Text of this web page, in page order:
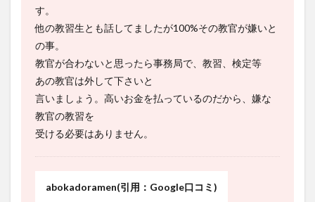
す。
他の教習生とも話してましたが100%その教官が嫌いと
の事。
教官が合わないと思ったら事務局で、教習、検定等
あの教官は外して下さいと
言いましょう。高いお金を払っているのだから、嫌な
教官の教習を
受ける必要はありません。
abokadoramen(引用：Google口コミ)